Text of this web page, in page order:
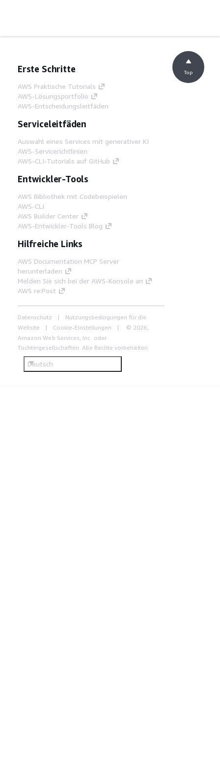
Erste Schritte
AWS Praktische Tutorials
AWS-Lösungsportfolio
AWS-Entscheidungsleitfäden
Serviceleitfäden
Auswahl eines Services mit generativer KI
AWS-Servicerichtlinien
AWS-CLI-Tutorials auf GitHub
Entwickler-Tools
AWS Bibliothek mit Codebeispielen
AWS-CLI
AWS Builder Center
AWS-Entwickler-Tools Blog
Hilfreiche Links
AWS Documentation MCP Server
herunterladen
Melden Sie sich bei der AWS-Konsole an
AWS re:Post
Datenschutz
Nutzungsbedingungen für die
Website
Cookie-Einstellungen
© 2026,
Amazon Web Services, Inc. oder
Tochtergesellschaften. Alle Rechte vorbehalten.
Deutsch
Top